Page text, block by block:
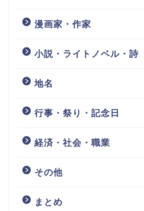
漫画家・作家
小説・ライトノベル・詩
地名
行事・祭り・記念日
経済・社会・職業
その他
まとめ